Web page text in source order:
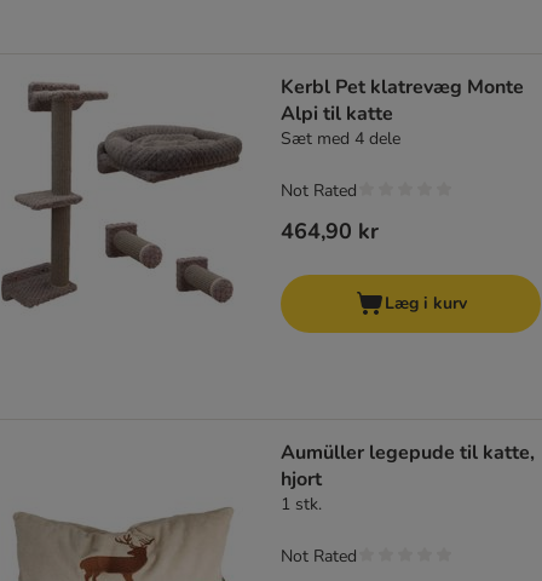
Kerbl Pet klatrevæg Monte
Alpi til katte
Sæt med 4 dele
464,90 kr
Not Rated
Læg i kurv
Aumüller legepude til katte,
hjort
1 stk.
Not Rated